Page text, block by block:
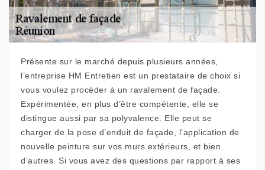
Présente sur le marché depuis plusieurs années,
l’entreprise HM Entretien est un prestataire de choix si
vous voulez procéder à un ravalement de façade.
Expérimentée, en plus d’être compétente, elle se
distingue aussi par sa polyvalence. Elle peut se
charger de la pose d’enduit de façade, l’application de
nouvelle peinture sur vos murs extérieurs, et bien
d’autres. Si vous avez des questions par rapport à ses